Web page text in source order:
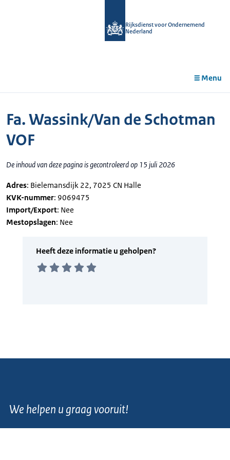
Rijksdienst voor Ondernemend
Nederland
Menu
Fa. Wassink/Van de Schotman
VOF
De inhoud van deze pagina is gecontroleerd op 15 juli 2026
Adres: Bielemansdijk 22, 7025 CN Halle
KVK-nummer: 9069475
Import/Export: Nee
Mestopslagen: Nee
We helpen u graag vooruit!